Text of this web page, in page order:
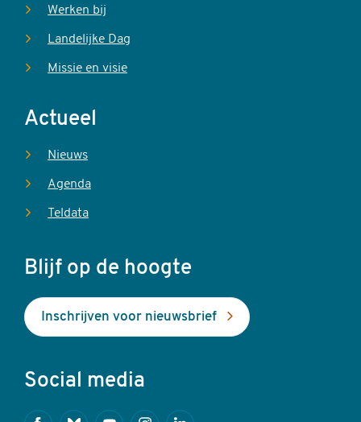
Werken bij
Landelijke Dag
Missie en visie
Actueel
Nieuws
Agenda
Teldata
Blijf op de hoogte
Inschrijven voor nieuwsbrief
Social media